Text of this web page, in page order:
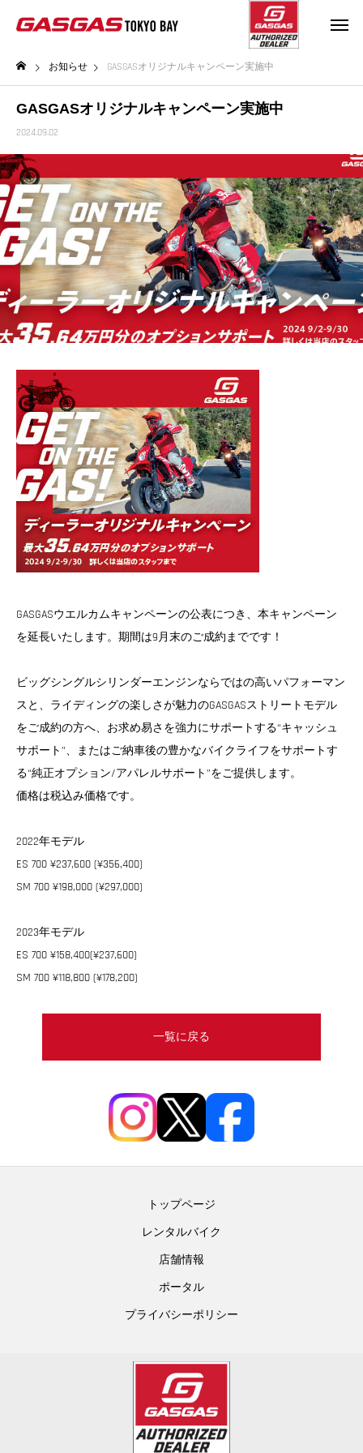
お知らせ GASGASオリジナルキャンペーン実施中
GASGASオリジナルキャンペーン実施中
2024.09.02
GASGASウエルカムキャンペーンの公表につき、本キャンペーン
を延長いたします。期間は9月末のご成約までです！
ビッグシングルシリンダーエンジンならではの高いパフォーマン
スと、ライディングの楽しさが魅力のGASGASストリートモデル
をご成約の方へ、お求め易さを強力にサポートする“キャッシュ
サポート”、またはご納車後の豊かなバイクライフをサポートす
る“純正オプション/アパレルサポート”をご提供します。
価格は税込み価格です。
2022年モデル
ES 700 ¥237,600 (¥356,400)
SM 700 ¥198,000 (¥297,000)
2023年モデル
ES 700 ¥158,400(¥237,600)
SM 700 ¥118,800 (¥178,200)
一覧に戻る
トップページ
レンタルバイク
店舗情報
ポータル
プライバシーポリシー